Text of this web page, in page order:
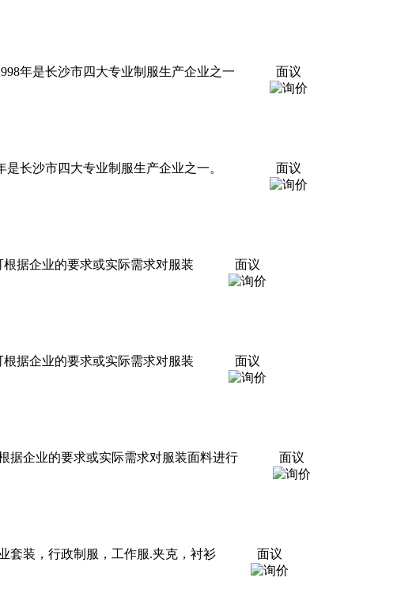
年是长沙市四大专业制服生产企业之一
面议
是长沙市四大专业制服生产企业之一。
面议
据企业的要求或实际需求对服装
面议
据企业的要求或实际需求对服装
面议
据企业的要求或实际需求对服装面料进行
面议
套装，行政制服，工作服.夹克，衬衫
面议